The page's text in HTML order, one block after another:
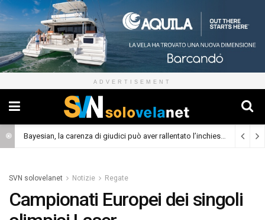
ADVERTISEMENT
Bayesian, la carenza di giudici può aver rallentato l’inchiesta (Cronaca)
SVN solovelanet Notizie Regate
Campionati Europei dei singoli